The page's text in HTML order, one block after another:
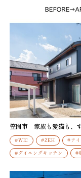
笠間市 家族も愛猫も、
#WIC #ZEH #ア
#ダイニングキッチン
#